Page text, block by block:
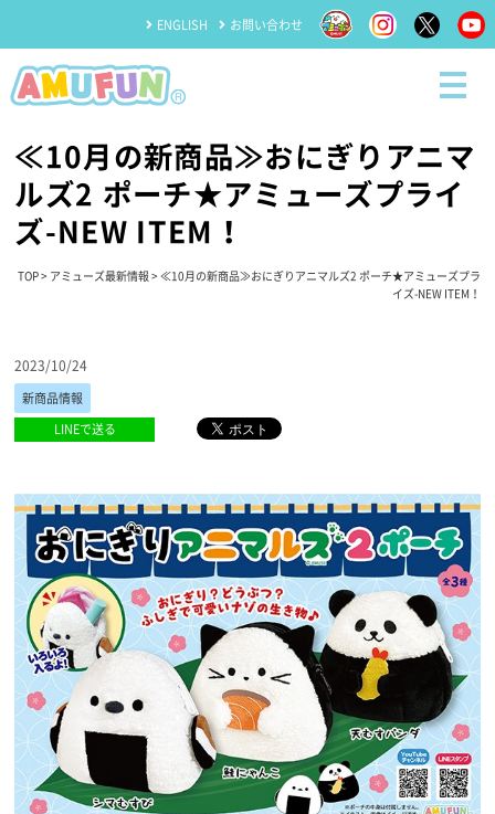
ENGLISH お問い合わせ
≪10月の新商品≫おにぎりアニマ
ルズ2 ポーチ★アミューズプライ
ズ-NEW ITEM！
TOP> アミューズ最新情報> ≪10月の新商品≫おにぎりアニマルズ2 ポーチ★アミューズプラ
イズ-NEW ITEM！
2023/10/24
新商品情報
LINEで送る